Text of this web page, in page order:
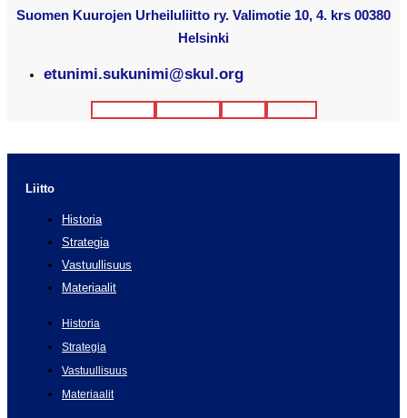
Suomen Kuurojen Urheiluliitto ry. Valimotie 10, 4. krs 00380
Helsinki
etunimi.sukunimi@skul.org
Liitto
Historia
Strategia
Vastuullisuus
Materiaalit
Historia
Strategia
Vastuullisuus
Materiaalit